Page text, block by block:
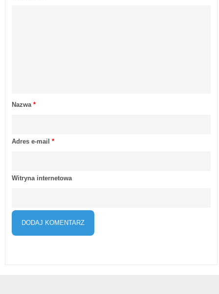
Nazwa *
Adres e-mail *
Witryna internetowa